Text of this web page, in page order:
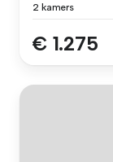
2 kamers
€ 1.275